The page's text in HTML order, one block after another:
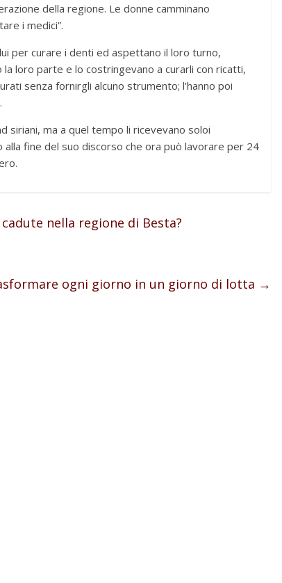
della regione. Le donne camminano
i medici”.
per curare i denti ed aspettano il loro turno,
loro parte e lo costringevano a curarli con ricatti,
senza fornirgli alcuno strumento; l’hanno poi
siriani, ma a quel tempo li ricevevano soloi
fine del suo discorso che ora può lavorare per 24
nella regione di Besta?
ogni giorno in un giorno di lotta →